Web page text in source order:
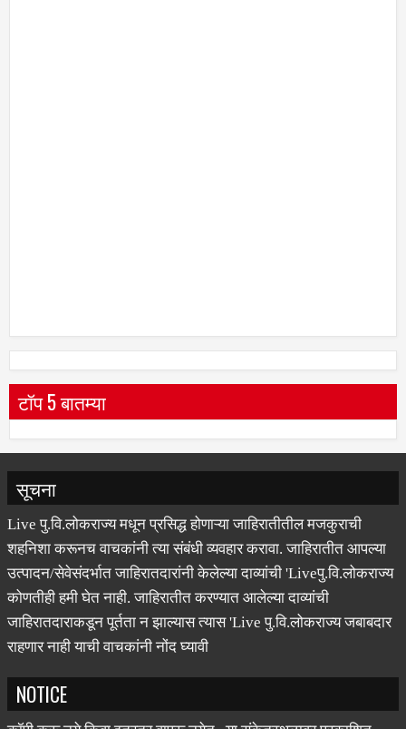
टॉप 5 बातम्या
सूचना
Live पु.वि.लोकराज्य मधून प्रसिद्ध होणाऱ्या जाहिरातीतील मजकुराची
शहनिशा करूनच वाचकांनी त्या संबंधी व्यवहार करावा. जाहिरातीत आपल्या
उत्पादन/सेवेसंदर्भात जाहिरातदारांनी केलेल्या दाव्यांची 'Liveपु.वि.लोकराज्य
कोणतीही हमी घेत नाही. जाहिरातीत करण्यात आलेल्या दाव्यांची
जाहिरातदाराकडून पूर्तता न झाल्यास त्यास 'Live पु.वि.लोकराज्य जबाबदार
राहणार नाही याची वाचकांनी नोंद घ्यावी
NOTICE